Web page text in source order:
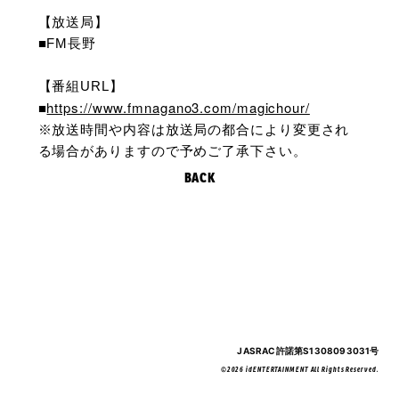
【放送局】
■FM長野
【番組URL】
■https://www.fmnagano3.com/magichour/
※放送時間や内容は放送局の都合により変更され
る場合がありますので予めご了承下さい。
BACK
JASRAC許諾第S1308093031号
©2026 idENTERTAINMENT All Rights Reserved.